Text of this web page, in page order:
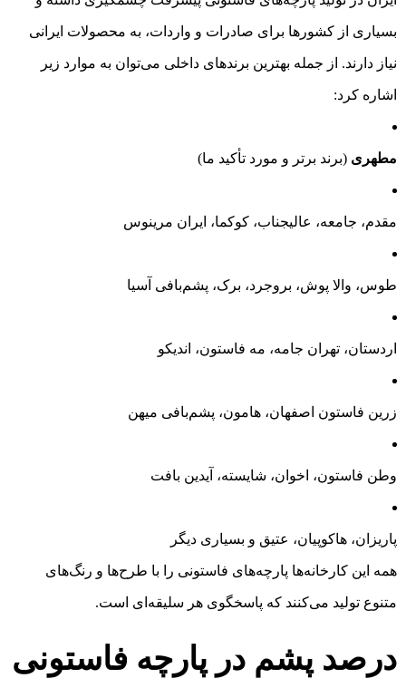
بسیاری از کشورها برای صادرات و واردات، به محصولات ایرانی
نیاز دارند. از جمله بهترین برندهای داخلی می‌توان به موارد زیر
اشاره کرد:
مطهری (برند برتر و مورد تأکید ما)
مقدم، جامعه، عالیجناب، کوکما، ایران مرینوس
طوس، والا پوش، بروجرد، برک، پشم‌بافی آسیا
اردستان، تهران جامه، مه فاستون، اندیکو
زرین فاستون اصفهان، هامون، پشم‌بافی میهن
وطن فاستون، اخوان، شایسته، آیدین بافت
پاریزان، هاکوپیان، عتیق و بسیاری دیگر
همه این کارخانه‌ها پارچه‌های فاستونی را با طرح‌ها و رنگ‌های
متنوع تولید می‌کنند که پاسخگوی هر سلیقه‌ای است.
درصد پشم در پارچه فاستونی